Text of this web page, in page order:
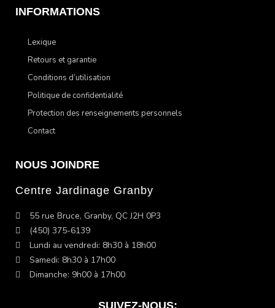
INFORMATIONS
Lexique
Retours et garantie
Conditions d’utilisation
Politique de confidentialité
Protection des renseignements personnels
Contact
NOUS JOINDRE
Centre Jardinage Granby
55 rue Bruce, Granby, QC J2H 0P3
(450) 375-6139
Lundi au vendredi: 8h30 à 18h00
Samedi: 8h30 à 17h00
Dimanche: 9h00 à 17h00